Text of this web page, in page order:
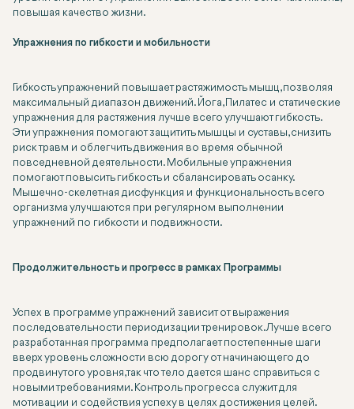
повышая качество жизни.
Упражнения по гибкости и мобильности
Гибкость упражнений повышает растяжимость мышц, позволяя
максимальный диапазон движений. Йога, Пилатес и статические
упражнения для растяжения лучше всего улучшают гибкость.
Эти упражнения помогают защитить мышцы и суставы, снизить
риск травм и облегчить движения во время обычной
повседневной деятельности. Мобильные упражнения
помогают повысить гибкость и сбалансировать осанку.
Мышечно-скелетная дисфункция и функциональность всего
организма улучшаются при регулярном выполнении
упражнений по гибкости и подвижности.
Продолжительность и прогресс в рамках Программы
Успех в программе упражнений зависит от выражения
последовательности периодизации тренировок. Лучше всего
разработанная программа предполагает постепенные шаги
вверх уровень сложности всю дорогу от начинающего до
продвинутого уровня, так что тело дается шанс справиться с
новыми требованиями. Контроль прогресса служит для
мотивации и содействия успеху в целях достижения целей.